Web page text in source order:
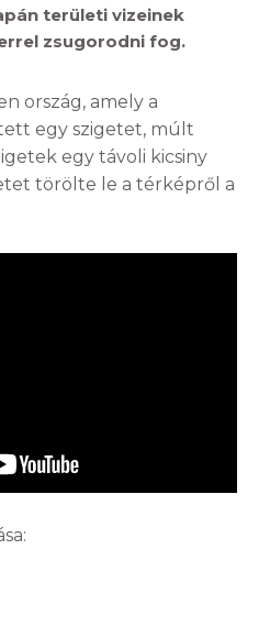
területi vizeinek
zsugorodni fog.
ország, amely a
egy szigetet, múlt
egy távoli kicsiny
törölte le a térképről a